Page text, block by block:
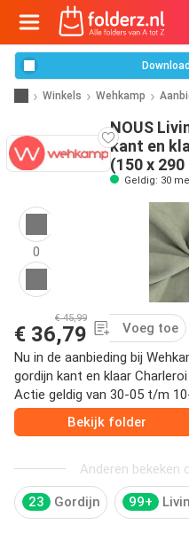
Winkels Wehkamp
NOUS
kant en
(150 x 290
Geldig: 30
0
€ 45,99
€ 36,79
Voeg toe
Nu in de aanbieding bij
gordijn kant en klaar
Actie geldig van 30-05 t/m
Bekijk folder
Anderen bekeken
23 Gordijn 99+